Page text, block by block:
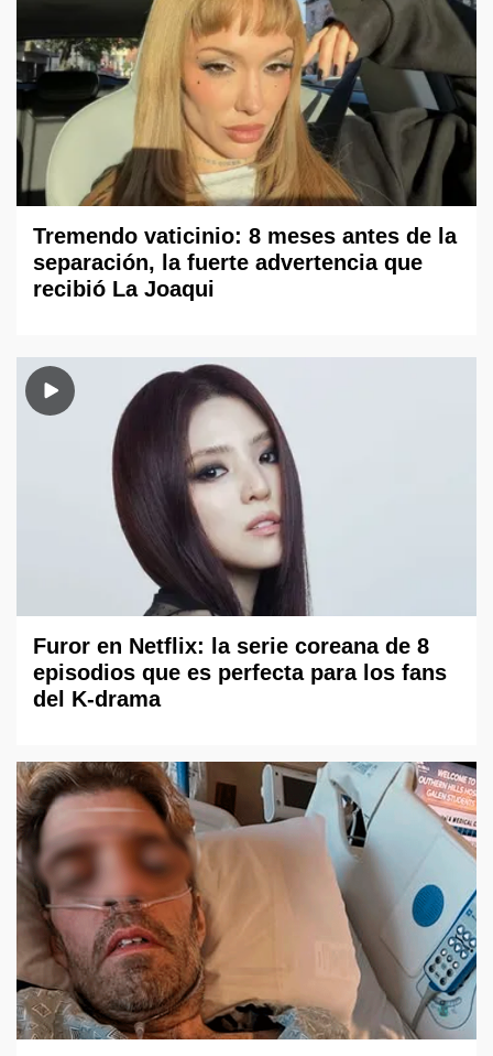
Tremendo vaticinio: 8 meses antes de la
separación, la fuerte advertencia que
recibió La Joaqui
Furor en Netflix: la serie coreana de 8
episodios que es perfecta para los fans
del K-drama